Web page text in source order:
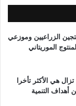
الزراعيين وموزعي
الموريتاني
تزال هي الأكثر تأخرا
التنمية